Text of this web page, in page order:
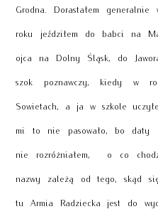
Grodna. Dorastałem
roku jeździłem do babci na
ojca na Dolny Śląsk, do
szok poznawczy, kiedy w
Sowietach, a ja w szkole
mi to nie pasowało, bo
nie rozróżniałem, o co
nazwy zależą od tego, skąd
tu Armia Radziecka jest do